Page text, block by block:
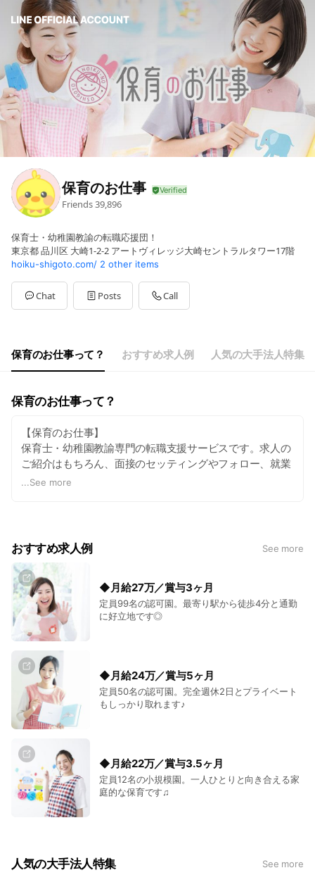
保育のお仕事
Friends39,896
保育士・幼稚園教諭の転職応援団！
東京都 品川区 大崎1-2-2 アートヴィレッジ大崎セントラルタワー17階
hoiku-shigoto.com/ 2 other items
Chat Posts Call
保育のお仕事って？ おすすめ求人例 人気の大手法人特集
保育のお仕事って？
【保育のお仕事】
保育士・幼稚園教諭専門の転職支援サービスです。求人の
ご紹介はもちろん、面接のセッティングやフォロー、就業
条件の交渉など、あなたのご就職まで、専任のアドバイザ
...See more
おすすめ求人例 See more
◆月給27万／賞与3ヶ月
定員99名の認可園。最寄り駅から徒歩4分と通勤
に好立地です◎
◆月給24万／賞与5ヶ月
定員50名の認可園。完全週休2日とプライベート
もしっかり取れます♪
◆月給22万／賞与3.5ヶ月
定員12名の小規模園。一人ひとりと向き合える家
庭的な保育です♫
人気の大手法人特集 See more